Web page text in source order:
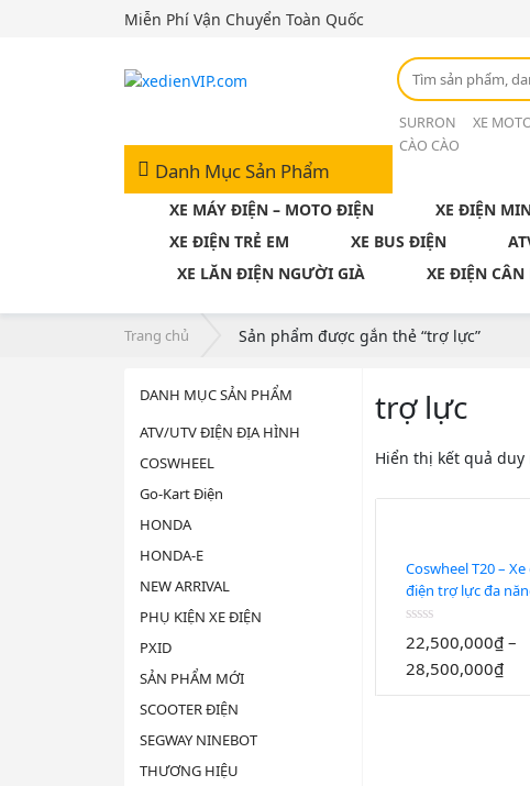
Miễn Phí Vận Chuyển Toàn Quốc
SURRON XE
CÀO CÀO
Danh Mục Sản Phẩm
XE MÁY ĐIỆN – MOTO ĐIỆN XE ĐIỆN
XE ĐIỆN TRẺ EM
XE BUS ĐIỆN
XE LĂN ĐIỆN NGƯỜI GIÀ
XE ĐIỆN CÂN
Trang chủ Sản phẩm được gắn thẻ “trợ lực”
DANH MỤC SẢN PHẨM
ATV/UTV ĐIỆN ĐỊA HÌNH
COSWHEEL
Go-Kart Điện
HONDA
HONDA-E
NEW ARRIVAL
PHỤ KIỆN XE ĐIỆN
PXID
SẢN PHẨM MỚI
SCOOTER ĐIỆN
SEGWAY NINEBOT
THƯƠNG HIỆU
trợ lực
Hiển thị kết quả duy
Coswheel T20 –
điện trợ lực đa
mọi nhu cầu di
Được
xếp
hạng
5
22,500,000₫ –
28,500,000₫